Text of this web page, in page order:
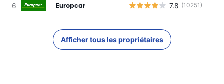
Europcar 7.8 (10251)
Afficher tous les propriétaires